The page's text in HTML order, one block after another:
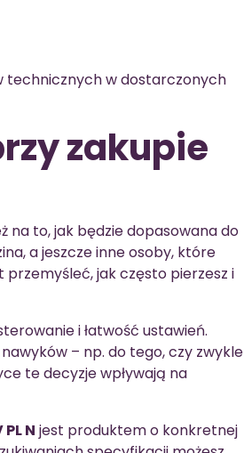
w dostarczonych
zakupie
to, jak będzie dopasowana do
a jeszcze inne osoby, które
jak często pierzesz i
i łatwość ustawień.
– np. do tego, czy zwykle
te decyzje wpływają na
N jest produktem o konkretnej